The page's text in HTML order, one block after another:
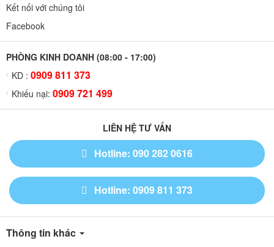
Kết nối với chúng tôi
Facebook
PHÒNG KINH DOANH (08:00 - 17:00)
KD : 0909 811 373
Khiếu nại: 0909 721 499
LIÊN HỆ TƯ VẤN
Hotline: 090 282 0616
Hotline: 0909 811 373
Thông tin khác